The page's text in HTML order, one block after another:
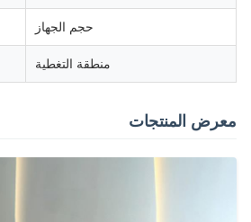
حجم الجهاز
منطقة التغطية
معرض المنتجات